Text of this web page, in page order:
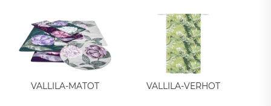
VALLILA-MATOT VALLILA-VERHOT